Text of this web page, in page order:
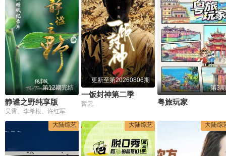
第12期完结
静谧之野纯享版
吴霄、李希根、许红军
更新至第20260806期
一饭封神第二季
暂无
第3期
粤旅玩家
大陆综艺 大陆综艺 大陆综